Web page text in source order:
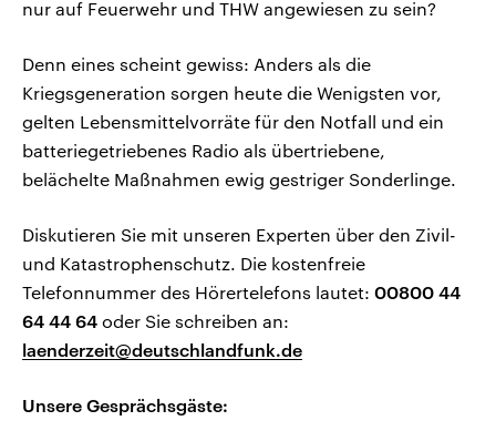
nur auf Feuerwehr und THW angewiesen zu sein?
Denn eines scheint gewiss: Anders als die
Kriegsgeneration sorgen heute die Wenigsten vor,
gelten Lebensmittelvorräte für den Notfall und ein
batteriegetriebenes Radio als übertriebene,
belächelte Maßnahmen ewig gestriger Sonderlinge.
Diskutieren Sie mit unseren Experten über den Zivil-
und Katastrophenschutz. Die kostenfreie
Telefonnummer des Hörertelefons lautet: 00800 44
64 44 64 oder Sie schreiben an:
laenderzeit@deutschlandfunk.de
Unsere Gesprächsgäste: